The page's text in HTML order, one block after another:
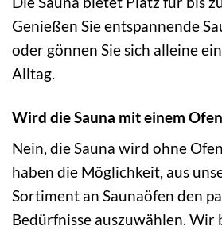
Genießen Sie entspannende
oder gönnen Sie sich alleine
Alltag.
Wird die Sauna mit einem
Nein, die Sauna wird ohne
haben die Möglichkeit, aus
Sortiment an Saunaöfen den
Bedürfnisse auszuwählen. Wir